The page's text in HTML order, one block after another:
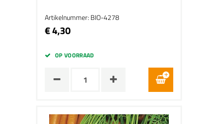
Artikelnummer: BIO-4278
€ 4,30
OP VOORRAAD